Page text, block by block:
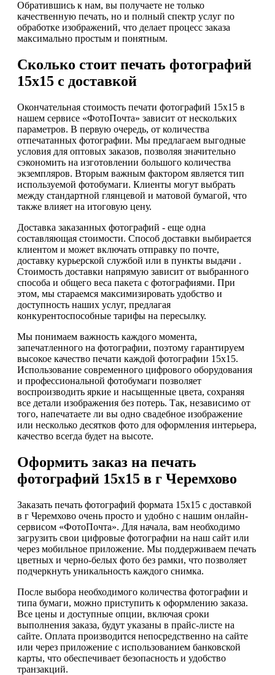
Обратившись к нам, вы получаете не только
качественную печать, но и полный спектр услуг по
обработке изображений, что делает процесс заказа
максимально простым и понятным.
Сколько стоит печать фотографий
15х15 с доставкой
Окончательная стоимость печати фотографий 15х15 в
нашем сервисе «ФотоПочта» зависит от нескольких
параметров. В первую очередь, от количества
отпечатанных фотографии. Мы предлагаем выгодные
условия для оптовых заказов, позволяя значительно
сэкономить на изготовлении большого количества
экземпляров. Вторым важным фактором является тип
используемой фотобумаги. Клиенты могут выбрать
между стандартной глянцевой и матовой бумагой, что
также влияет на итоговую цену.
Доставка заказанных фотографий - еще одна
составляющая стоимости. Способ доставки выбирается
клиентом и может включать отправку по почте,
доставку курьерской службой или в пункты выдачи .
Стоимость доставки напрямую зависит от выбранного
способа и общего веса пакета с фотографиями. При
этом, мы стараемся максимизировать удобство и
доступность наших услуг, предлагая
конкурентоспособные тарифы на пересылку.
Мы понимаем важность каждого момента,
запечатленного на фотографии, поэтому гарантируем
высокое качество печати каждой фотографии 15х15.
Использование современного цифрового оборудования
и профессиональной фотобумаги позволяет
воспроизводить яркие и насыщенные цвета, сохраняя
все детали изображения без потерь. Так, независимо от
того, напечатаете ли вы одно свадебное изображение
или несколько десятков фото для оформления интерьера,
качество всегда будет на высоте.
Оформить заказ на печать
фотографий 15х15 в г Черемхово
Заказать печать фотографий формата 15х15 с доставкой
в г Черемхово очень просто и удобно с нашим онлайн-
сервисом «ФотоПочта». Для начала, вам необходимо
загрузить свои цифровые фотографии на наш сайт или
через мобильное приложение. Мы поддерживаем печать
цветных и черно-белых фото без рамки, что позволяет
подчеркнуть уникальность каждого снимка.
После выбора необходимого количества фотографии и
типа бумаги, можно приступить к оформлению заказа.
Все цены и доступные опции, включая сроки
выполнения заказа, будут указаны в прайс-листе на
сайте. Оплата производится непосредственно на сайте
или через приложение с использованием банковской
карты, что обеспечивает безопасность и удобство
транзакций.